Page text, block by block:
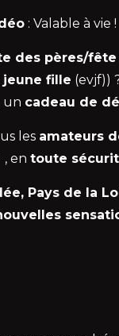
: Valable à vie !
des pères/fête
fille (evjf))
un cadeau de
les amateurs
, en toute
Pays de la